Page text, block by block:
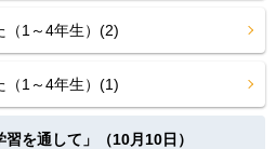
（1～4年生）(2)
（1～4年生）(1)
を通して」（10月10日）